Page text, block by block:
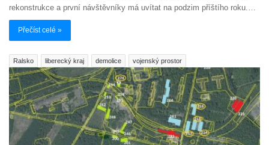
rekonstrukce a první návštěvníky má uvítat na podzim příštího roku.…
Přečíst celé »
Ralsko liberecký kraj demolice vojenský prostor